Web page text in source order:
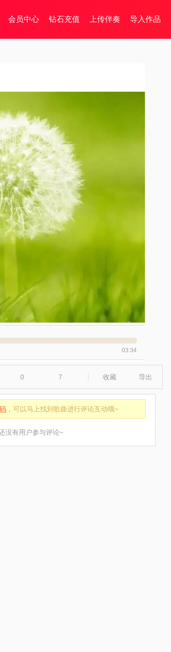
会员中心 钻石充值 上传伴奏 导入作品
03:34
0 7 收藏 导出
，可以马上找到歌曲进行评论互动哦~
没有用户参与评论~